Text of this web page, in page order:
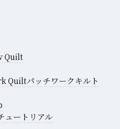
Quilt
Quiltパッチワークキルト
ートリアル